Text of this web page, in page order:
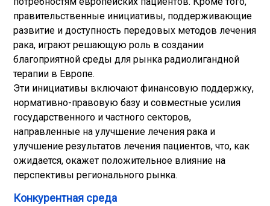
правительственные инициативы, поддерживающие
развитие и доступность передовых методов лечения
рака, играют решающую роль в создании
благоприятной среды для рынка радиолигандной
терапии в Европе.
Эти инициативы включают финансовую поддержку,
нормативно-правовую базу и совместные усилия
государственного и частного секторов,
направленные на улучшение лечения рака и
улучшение результатов лечения пациентов, что, как
ожидается, окажет положительное влияние на
перспективы регионального рынка.
Конкурентная среда